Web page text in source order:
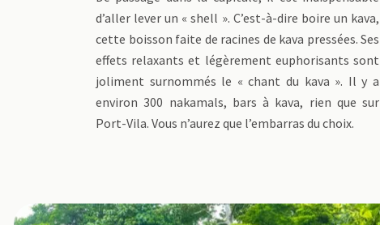
d’aller lever un « shell ». C’est-à-dire boire un kava,
cette boisson faite de racines de kava pressées. Ses
effets relaxants et légèrement euphorisants sont
joliment surnommés le « chant du kava ». Il y a
environ 300 nakamals, bars à kava, rien que sur
Port-Vila. Vous n’aurez que l’embarras du choix.